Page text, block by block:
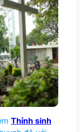
Thỉnh sinh